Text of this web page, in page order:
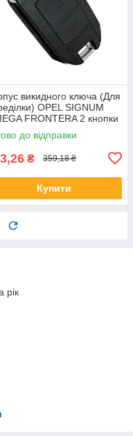
викидного ключа (Для
OPEL SIGNUM
FRONTERA 2 кнопки
B\79до відправки
₴ 359,18 ₴
Купити
рік